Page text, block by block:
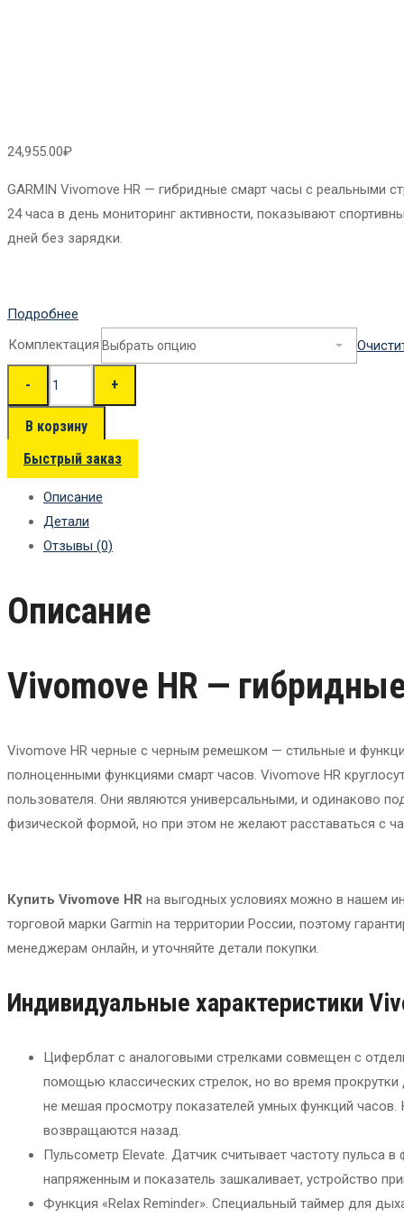
24,955.00₽
GARMIN Vivomove HR — гибридные смарт часы с
24 часа в день мониторинг активности, показывают
дней без зарядки.
Подробнее
Комплектация
В корзину
Быстрый заказ
Описание
Детали
Отзывы (0)
Описание
Vivomove HR —
Vivomove HR черные с черным ремешком — стильные и
полноценными функциями смарт часов. Vivomove HR
пользователя. Они являются универсальными, и одинаково
физической формой, но при этом не желают расставаться с
Купить Vivomove HR на выгодных условиях можно в нашем
торговой марки Garmin на территории России, поэтому
менеджерам онлайн, и уточняйте детали покупки.
Индивидуальные характеристики
Циферблат с аналоговыми стрелками совмещен с
помощью классических стрелок, но во время
не мешая просмотру показателей умных функций
возвращаются назад.
Пульсометр Elevate. Датчик считывает частоту пульса
напряженным и показатель зашкаливает, устройство
Функция «Relax Reminder». Специальный таймер для